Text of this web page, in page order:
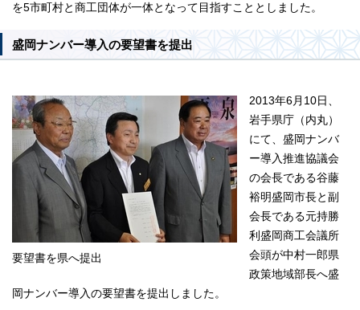
を5市町村と商工団体が一体となって目指すこととしました。
盛岡ナンバー導入の要望書を提出
要望書を県へ提出
2013年6月10日、
岩手県庁（内丸）
にて、盛岡ナンバ
ー導入推進協議会
の会長である谷藤
裕明盛岡市長と副
会長である元持勝
利盛岡商工会議所
会頭が中村一郎県
政策地域部長へ盛
岡ナンバー導入の要望書を提出しました。